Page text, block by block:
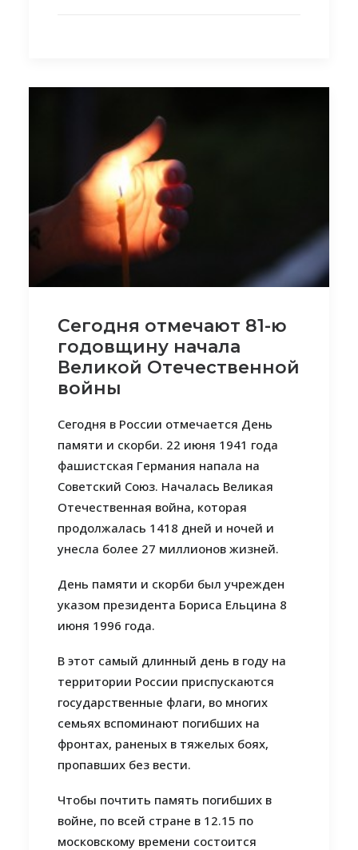
Сегодня отмечают 81-ю
годовщину начала
Великой Отечественной
войны
Сегодня в России отмечается День
памяти и скорби. 22 июня 1941 года
фашистская Германия напала на
Советский Союз. Началась Великая
Отечественная война, которая
продолжалась 1418 дней и ночей и
унесла более 27 миллионов жизней.
День памяти и скорби был учрежден
указом президента Бориса Ельцина 8
июня 1996 года.
В этот самый длинный день в году на
территории России приспускаются
государственные флаги, во многих
семьях вспоминают погибших на
фронтах, раненых в тяжелых боях,
пропавших без вести.
Чтобы почтить память погибших в
войне, по всей стране в 12.15 по
московскому времени состоится